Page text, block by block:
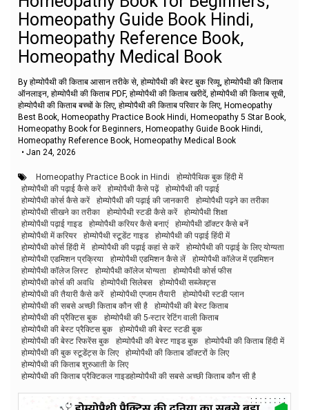
Homeopathy Guide Book Hindi,
Homeopathy Reference Book,
Homeopathy Medical Book
By होम्योपैथी की किताब आसान तरीके से, होम्योपैथी की बेस्ट बुक रिव्यू, होम्योपैथी की किताब
ऑनलाइन, होम्योपैथी की किताब PDF, होम्योपैथी की किताब खरीदें, होम्योपैथी की किताब सूची,
होम्योपैथी की किताब बच्चों के लिए, होम्योपैथी की किताब परिवार के लिए, Homeopathy
Best Book, Homeopathy Practice Book Hindi, Homeopathy 5 Star Book,
Homeopathy Book for Beginners, Homeopathy Guide Book Hindi,
Homeopathy Reference Book, Homeopathy Medical Book
• Jan 24, 2026
Homeopathy Practice Book in Hindi
होम्योपैथिक बुक हिंदी में
होम्योपैथी की पढ़ाई कैसे करें
होम्योपैथी कैसे पढ़ें
होम्योपैथी की पढ़ाई
होम्योपैथी कोर्स कैसे करें
होम्योपैथी की पढ़ाई की जानकारी
होम्योपैथी पढ़ने का तरीका
होम्योपैथी सीखने का तरीका
होम्योपैथी स्टडी कैसे करें
होम्योपैथी शिक्षा
होम्योपैथी पढ़ाई गाइड
होम्योपैथी करियर कैसे बनाएं
होम्योपैथी डॉक्टर कैसे बनें
होम्योपैथी में करियर
होम्योपैथी स्टूडेंट गाइड
होम्योपैथी की पढ़ाई हिंदी में
होम्योपैथी कोर्स हिंदी में
होम्योपैथी की पढ़ाई कहां से करें
होम्योपैथी की पढ़ाई के लिए योग्यता
होम्योपैथी एडमिशन प्रक्रिया
होम्योपैथी एडमिशन कैसे लें
होम्योपैथी कॉलेज में एडमिशन
होम्योपैथी कॉलेज लिस्ट
होम्योपैथी कॉलेज योग्यता
होम्योपैथी कोर्स फीस
होम्योपैथी कोर्स की अवधि
होम्योपैथी सिलेबस
होम्योपैथी सब्जेक्ट्स
होम्योपैथी की तैयारी कैसे करें
होम्योपैथी एग्जाम तैयारी
होम्योपैथी स्टडी प्लान
होम्योपैथी की सबसे अच्छी किताब कौन सी है
होम्योपैथी की बेस्ट किताब
होम्योपैथी की प्रैक्टिस बुक
होम्योपैथी की 5-स्टार रेटिंग वाली किताब
होम्योपैथी की बेस्ट प्रैक्टिस बुक
होम्योपैथी की बेस्ट स्टडी बुक
होम्योपैथी की बेस्ट रिफरेंस बुक
होम्योपैथी की बेस्ट गाइड बुक
होम्योपैथी की किताब हिंदी में
होम्योपैथी की बुक स्टूडेंट्स के लिए
होम्योपैथी की किताब डॉक्टरों के लिए
होम्योपैथी की किताब शुरुआती के लिए
होम्योपैथी की किताब प्रैक्टिकल गाइडहोम्योपैथी की सबसे अच्छी किताब कौन सी है